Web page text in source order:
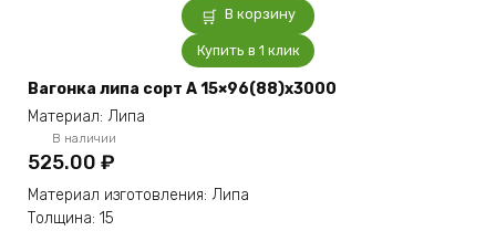
В корзину
Купить в 1 клик
Вагонка липа сорт А 15×96(88)x3000
Материал: Липа
В наличии
525.00 ₽
Материал изготовления: Липа
Толщина: 15